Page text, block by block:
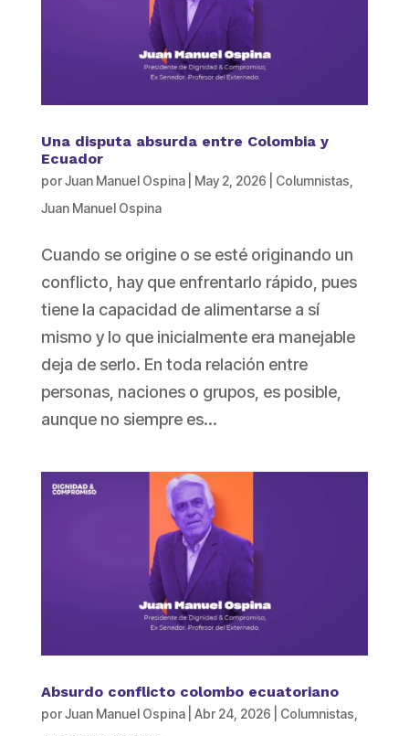
Una disputa absurda entre Colombia y
Ecuador
porJuan Manuel Ospina| May 2, 2026 Columnistas
Juan Manuel Ospina
Cuando se origine o se esté originando un
conflicto, hay que enfrentarlo rápido, pues
tiene la capacidad de alimentarse a sí
mismo y lo que inicialmente era manejable
deja de serlo. En toda relación entre
personas, naciones o grupos, es posible,
aunque no siempre es...
Absurdo conflicto colombo ecuatoriano
porJuan Manuel Ospina| Abr 24, 2026 Columnistas